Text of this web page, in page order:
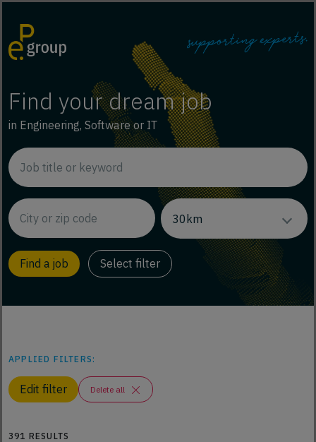
Find your dream job
in Engineering, Software or IT
Select filter
APPLIED FILTERS:
Edit filter Delete all
391 RESULTS